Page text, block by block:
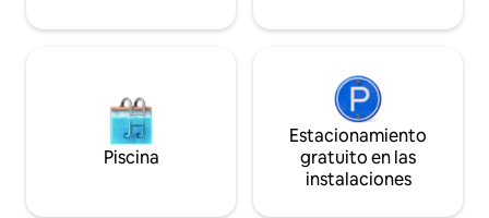
Piscina
Estacionamiento
gratuito en las
instalaciones